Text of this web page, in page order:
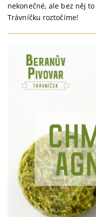
nekonečné, ale bez něj
Trávníčku roztočíme!